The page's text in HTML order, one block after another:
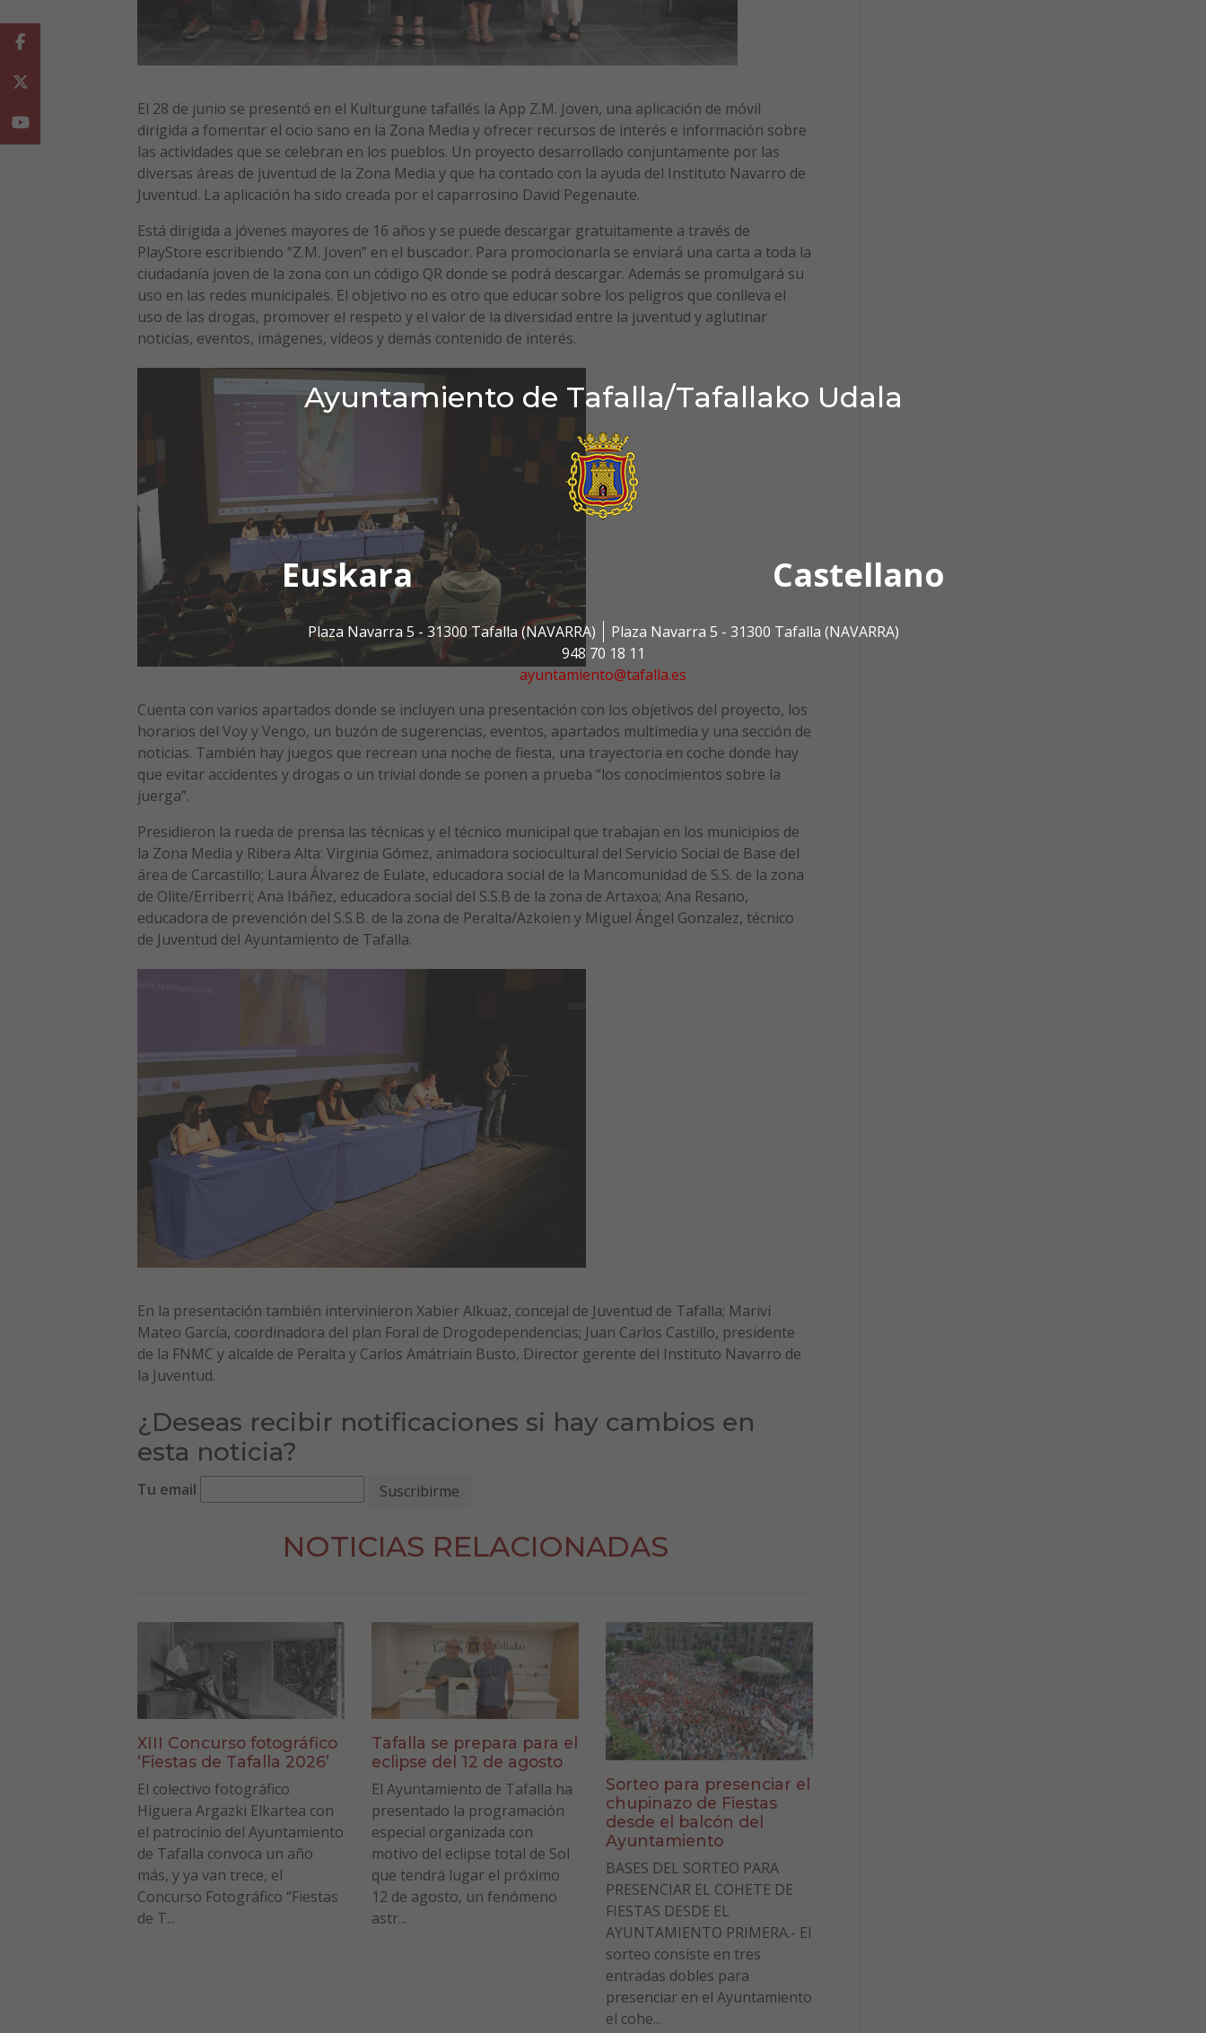
Ayuntamiento de Tafalla/Tafallako Udala
Euskara Castellano
Plaza Navarra 5 - 31300 Tafalla (NAVARRA)
Plaza Navarra 5 - 31300 Tafalla (NAVARRA)
948 70 18 11
ayuntamiento@tafalla.es
El 28 de junio se presentó en el Kulturgune tafallés la App Z.M. Joven, una aplicación de móvil
dirigida a fomentar el ocio sano en la Zona Media y ofrecer recursos de interés e información sobre
las actividades que se celebran en los pueblos. Un proyecto desarrollado conjuntamente por las
diversas áreas de juventud de la Zona Media y que ha contado con la ayuda del Instituto Navarro de
Juventud. La aplicación ha sido creada por el caparrosino David Pegenaute.
Está dirigida a jóvenes mayores de 16 años y se puede descargar gratuitamente a través de
PlayStore escribiendo “Z.M. Joven” en el buscador. Para promocionarla se enviará una carta a toda la
ciudadanía joven de la zona con un código QR donde se podrá descargar. Además se promulgará su
uso en las redes municipales. El objetivo no es otro que educar sobre los peligros que conlleva el
uso de las drogas, promover el respeto y el valor de la diversidad entre la juventud y aglutinar
noticias, eventos, imágenes, vídeos y demás contenido de interés.
Cuenta con varios apartados donde se incluyen una presentación con los objetivos del proyecto, los
horarios del Voy y Vengo, un buzón de sugerencias, eventos, apartados multimedia y una sección de
noticias. También hay juegos que recrean una noche de fiesta, una trayectoria en coche donde hay
que evitar accidentes y drogas o un trivial donde se ponen a prueba “los conocimientos sobre la
juerga”.
Presidieron la rueda de prensa las técnicas y el técnico municipal que trabajan en los municipios de
la Zona Media y Ribera Alta: Virginia Gómez, animadora sociocultural del Servicio Social de Base del
área de Carcastillo; Laura Álvarez de Eulate, educadora social de la Mancomunidad de S.S. de la zona
de Olite/Erriberri; Ana Ibáñez, educadora social del S.S.B de la zona de Artaxoa; Ana Resano,
educadora de prevención del S.S.B. de la zona de Peralta/Azkoien y Miguel Ángel Gonzalez, técnico
de Juventud del Ayuntamiento de Tafalla.
En la presentación también intervinieron Xabier Alkuaz, concejal de Juventud de Tafalla; Mariví
Mateo García, coordinadora del plan Foral de Drogodependencias; Juan Carlos Castillo, presidente
de la FNMC y alcalde de Peralta y Carlos Amátriain Busto, Director gerente del Instituto Navarro de
la Juventud.
¿Deseas recibir notificaciones si hay cambios en
esta noticia?
Tu email
NOTICIAS RELACIONADAS
XIII Concurso fotográfico
‘Fiestas de Tafalla 2026’
El colectivo fotográfico
Higuera Argazki Elkartea con
el patrocinio del Ayuntamiento
de Tafalla convoca un año
más, y ya van trece, el
Concurso Fotográfico “Fiestas
de T...
Tafalla se prepara para el
eclipse del 12 de agosto
El Ayuntamiento de Tafalla ha
presentado la programación
especial organizada con
motivo del eclipse total de Sol
que tendrá lugar el próximo
12 de agosto, un fenómeno
astr...
Sorteo para presenciar el
chupinazo de Fiestas
desde el balcón del
Ayuntamiento
BASES DEL SORTEO PARA
PRESENCIAR EL COHETE DE
FIESTAS DESDE EL
AYUNTAMIENTO PRIMERA.- El
sorteo consiste en tres
entradas dobles para
presenciar en el Ayuntamiento
el cohe...
Facebook
Youtube